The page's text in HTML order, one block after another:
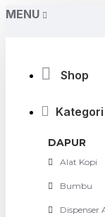
MENU
Shop
Kategori
DAPUR
Alat Kopi
Bumbu
Dispenser